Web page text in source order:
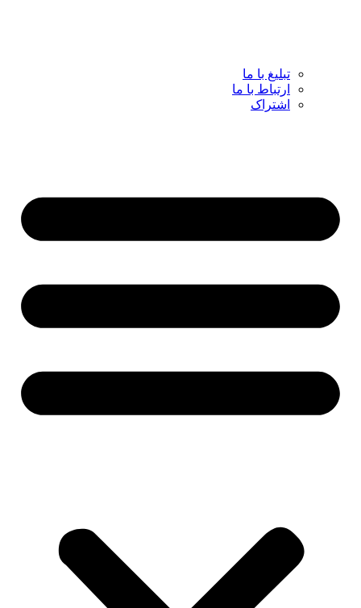
تبلیغ با ما
ارتباط با ما
اشتراک